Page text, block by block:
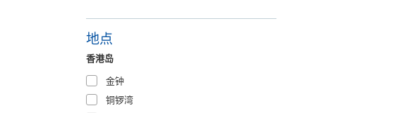
地点
香港岛
金钟
铜锣湾